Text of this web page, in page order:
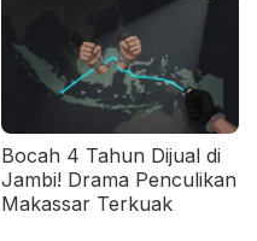
Bocah 4 Tahun Dijual di
Jambi! Drama Penculikan
Makassar Terkuak